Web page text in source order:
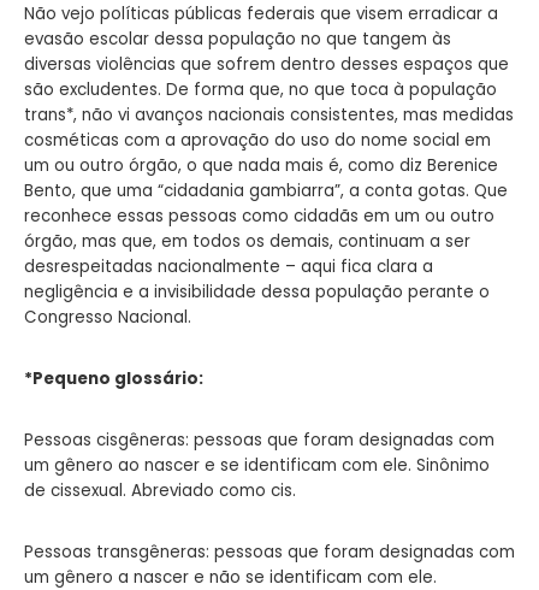
Não vejo políticas públicas federais que visem erradicar a
evasão escolar dessa população no que tangem às
diversas violências que sofrem dentro desses espaços que
são excludentes. De forma que, no que toca à população
trans*, não vi avanços nacionais consistentes, mas medidas
cosméticas com a aprovação do uso do nome social em
um ou outro órgão, o que nada mais é, como diz Berenice
Bento, que uma “cidadania gambiarra”, a conta gotas. Que
reconhece essas pessoas como cidadãs em um ou outro
órgão, mas que, em todos os demais, continuam a ser
desrespeitadas nacionalmente – aqui fica clara a
negligência e a invisibilidade dessa população perante o
Congresso Nacional.
*Pequeno glossário:
Pessoas cisgêneras: pessoas que foram designadas com
um gênero ao nascer e se identificam com ele. Sinônimo
de cissexual. Abreviado como cis.
Pessoas transgêneras: pessoas que foram designadas com
um gênero a nascer e não se identificam com ele.